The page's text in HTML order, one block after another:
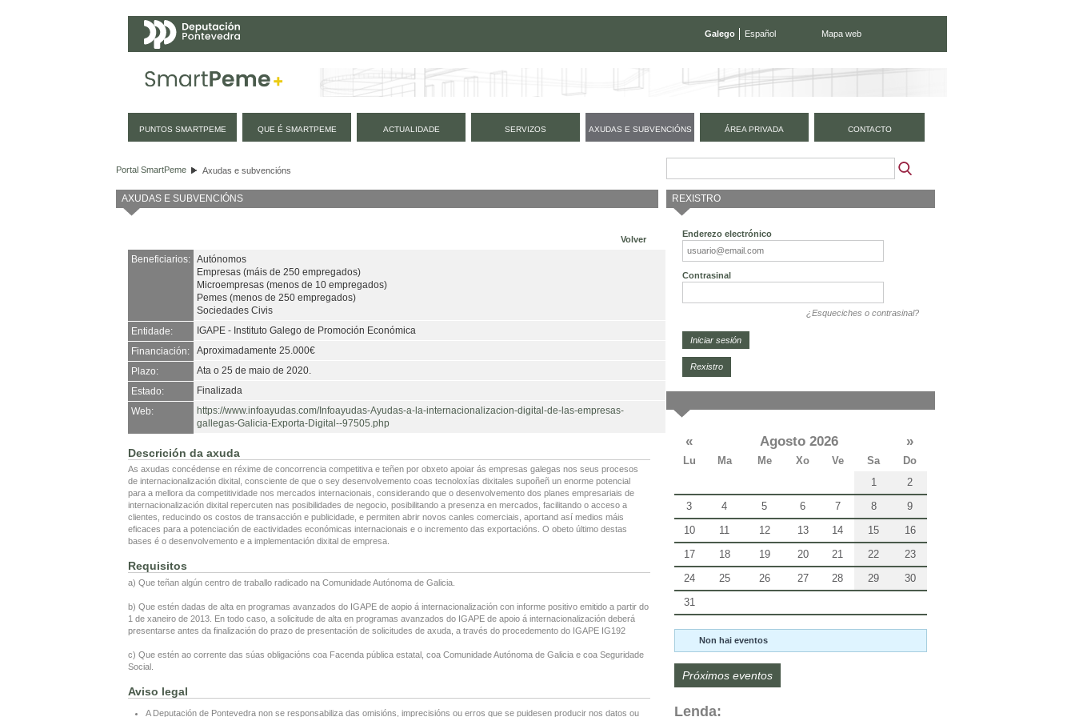
Galego Español Mapa web
PUNTOS SMARTPEME QUE É SMARTPEME ACTUALIDADE SERVIZOS AXUDAS E SUBVENCIÓNS ÁREA PRIVADA CONTACTO
Portal SmartPeme Axudas e subvencións
AXUDAS E SUBVENCIÓNS
Volver
Beneficiarios: Autónomos
Empresas (máis de 250 empregados)
Microempresas (menos de 10 empregados)
Pemes (menos de 250 empregados)
Sociedades Civis
Entidade:
IGAPE - Instituto Galego de Promoción Económica
Financiación:
Aproximadamente 25.000€
Plazo:
Ata o 25 de maio de 2020.
Estado:
Finalizada
Web:
https://www.infoayudas.com/Infoayudas-Ayudas-a-la-internacionalizacion-digital-de-las-empresas-
gallegas-Galicia-Exporta-Digital--97505.php
Descrición da axuda
As axudas concédense en réxime de concorrencia competitiva e teñen por obxeto apoiar ás empresas galegas nos seus procesos
de internacionalización dixital, consciente de que o sey desenvolvemento coas tecnoloxías dixitales supoñeñ un enorme potencial
para a mellora da competitividade nos mercados internacionais, considerando que o desenvolvemento dos planes empresariais de
internacionalización dixital repercuten nas posibilidades de negocio, posibilitando a presenza en mercados, facilitando o acceso a
clientes, reducindo os costos de transacción e publicidade, e permiten abrir novos canles comerciais, aportand así medios máis
eficaces para a potenciación de eactividades económicas internacionais e o incremento das exportacións. O obeto último destas
bases é o desenvolvemento e a implementación dixital de empresa.
Requisitos
a) Que teñan algún centro de traballo radicado na Comunidade Autónoma de Galicia.
b) Que estén dadas de alta en programas avanzados do IGAPE de aopio á internacionalización con informe positivo emitido a partir do
1 de xaneiro de 2013. En todo caso, a solicitude de alta en programas avanzados do IGAPE de apoio á internacionalización deberá
presentarse antes da finalización do prazo de presentación de solicitudes de axuda, a través do procedemento do IGAPE IG192
c) Que estén ao corrente das súas obligacións coa Facenda pública estatal, coa Comunidade Autónoma de Galicia e coa Seguridade
Social.
Aviso legal
A Deputación de Pontevedra non se responsabiliza das omisións, imprecisións ou erros que se puidesen producir nos datos ou
REXISTRO
Enderezo electrónico
Contrasinal
¿Esqueciches o contrasinal?
Rexistro
« Agosto 2026 »
Lu Ma Me Xo Ve Sa
Do
1
2
3
4 5 6 7 8
9
10
11 12 13 14 15
16
17
18 19 20 21 22
23
24
25 26 27 28 29
30
31
Non hai eventos
Próximos eventos
Lenda: